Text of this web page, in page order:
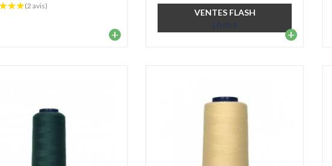
(2 avis)
+
VENTES FLASH
j h m s
+